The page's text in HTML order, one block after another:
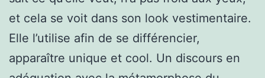
et cela se voit dans son look vestimentaire.
Elle l’utilise afin de se différencier,
apparaître unique et cool. Un discours en